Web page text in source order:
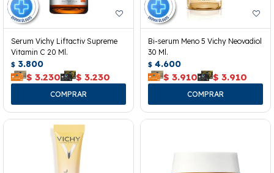
Serum Vichy Liftactiv Supreme
Vitamin C 20 Ml.
$ 3.800
$ 3.230 $ 3.230
Bi-serum Meno 5 Vichy Neovadiol
30 Ml.
$ 4.600
$ 3.910 $ 3.910